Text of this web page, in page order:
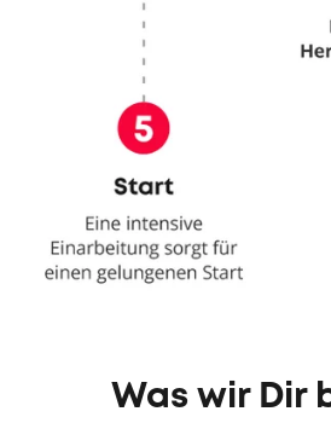
Was wir Dir